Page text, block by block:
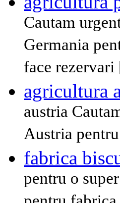
Cautam
Germania
face
agricultura
austria
Austria
fabrica
pentru o